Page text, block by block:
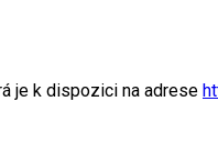
je k dispozici na adrese